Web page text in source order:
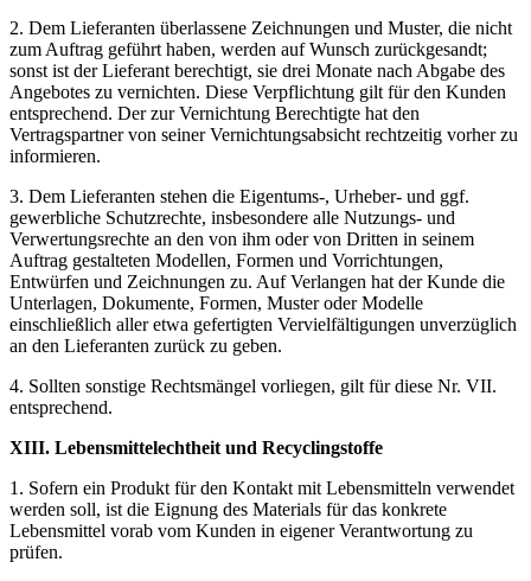
2. Dem Lieferanten überlassene Zeichnungen und Muster, die nicht
zum Auftrag geführt haben, werden auf Wunsch zurückgesandt;
sonst ist der Lieferant berechtigt, sie drei Monate nach Abgabe des
Angebotes zu vernichten. Diese Verpflichtung gilt für den Kunden
entsprechend. Der zur Vernichtung Berechtigte hat den
Vertragspartner von seiner Vernichtungsabsicht rechtzeitig vorher zu
informieren.
3. Dem Lieferanten stehen die Eigentums-, Urheber- und ggf.
gewerbliche Schutzrechte, insbesondere alle Nutzungs- und
Verwertungsrechte an den von ihm oder von Dritten in seinem
Auftrag gestalteten Modellen, Formen und Vorrichtungen,
Entwürfen und Zeichnungen zu. Auf Verlangen hat der Kunde die
Unterlagen, Dokumente, Formen, Muster oder Modelle
einschließlich aller etwa gefertigten Vervielfältigungen unverzüglich
an den Lieferanten zurück zu geben.
4. Sollten sonstige Rechtsmängel vorliegen, gilt für diese Nr. VII.
entsprechend.
XIII. Lebensmittelechtheit und Recyclingstoffe
1. Sofern ein Produkt für den Kontakt mit Lebensmitteln verwendet
werden soll, ist die Eignung des Materials für das konkrete
Lebensmittel vorab vom Kunden in eigener Verantwortung zu
prüfen.